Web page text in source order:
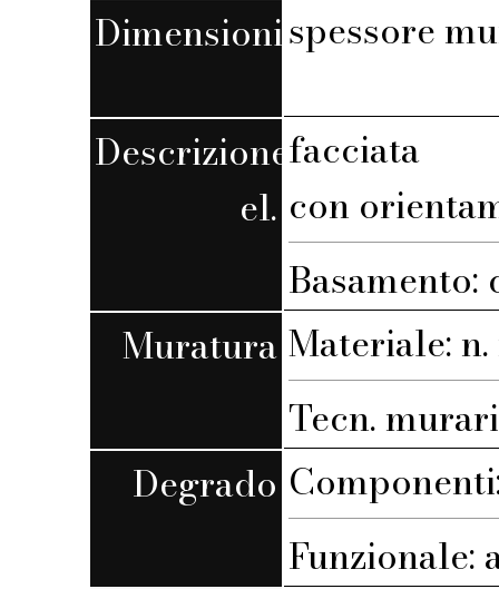
Dimensionispessore
Descrizione
el.
facciata
con
Muratura Materiale: n.
Tecn.
Degrado
Funzionale: